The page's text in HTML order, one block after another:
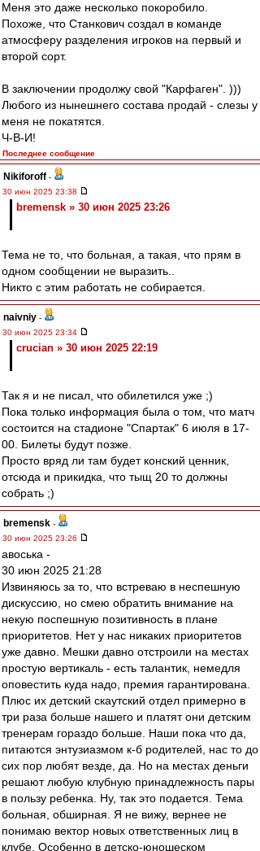
Меня это даже несколько покоробило.
Похоже, что Станкович создал в команде
атмосферу разделения игроков на первый и
второй сорт.
В заключении продолжу свой "Карфаген". )))
Любого из нынешнего состава продай - слезы у
меня не покатятся.
Ч-В-И!
Последнее сообщение
Nikiforoff -
30 июн 2025 23:38
bremensk » 30 июн 2025 23:26
Тема не то, что больная, а такая, что прям в
одном сообщении не выразить..
Никто с этим работать не собирается.
naivniy -
30 июн 2025 23:34
crucian » 30 июн 2025 22:19
Так я и не писал, что обилетился уже ;)
Пока только информация была о том, что матч
состоится на стадионе "Спартак" 6 июля в 17-
00. Билеты будут позже.
Просто вряд ли там будет конский ценник,
отсюда и прикидка, что тыщ 20 то должны
собрать ;)
bremensk -
30 июн 2025 23:26
авоська -
30 июн 2025 21:28
Извиняюсь за то, что встреваю в неспешную
дискуссию, но смею обратить внимание на
некую поспешную позитивность в плане
приоритетов. Нет у нас никаких приоритетов
уже давно. Мешки давно отстроили на местах
простую вертикаль - есть талантик, немедля
оповестить куда надо, премия гарантирована.
Плюс их детский скаутский отдел примерно в
три раза больше нашего и платят они детским
тренерам гораздо больше. Наши пока что да,
питаются энтузиазмом к-б родителей, нас то до
сих пор любят везде, да. Но на местах деньги
решают любую клубную принадлежность пары
в пользу ребенка. Ну, так это подается. Тема
больная, обширная. Я не вижу, вернее не
понимаю вектор новых ответственных лиц в
клубе. Особенно в детско-юношеском